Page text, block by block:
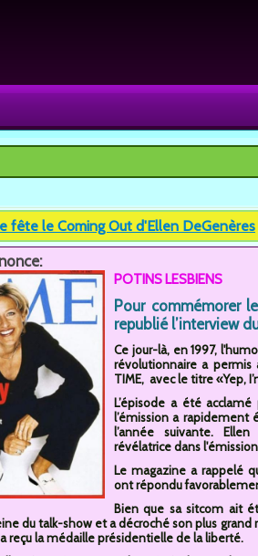
fête le Coming Out d'Ellen DeGenères
POTINS LESBIENS
Pour commémorer
republié l’interview
Ce jour-là, en 1997,
révolutionnaire a permis
TIME, avec le titre «Yep,
L’épisode a été
l’émission a rapidement
l’année suivante.
révélatrice dans
Le magazine a rappelé
ont répondu
Bien que sa sitcom ait
du talk-show et a décroché son plus
a reçu la médaille présidentielle de la liberté.